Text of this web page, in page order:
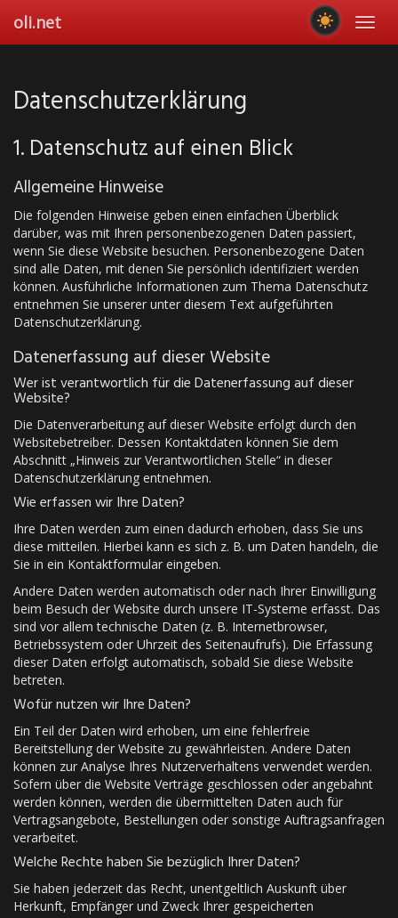
main
oli.net
Datenschutz­erklärung
1. Datenschutz auf einen Blick
Allgemeine Hinweise
Die folgenden Hinweise geben einen einfachen Überblick
darüber, was mit Ihren personenbezogenen Daten passiert,
wenn Sie diese Website besuchen. Personenbezogene Daten
sind alle Daten, mit denen Sie persönlich identifiziert werden
können. Ausführliche Informationen zum Thema Datenschutz
entnehmen Sie unserer unter diesem Text aufgeführten
Datenschutzerklärung.
Datenerfassung auf dieser Website
Wer ist verantwortlich für die Datenerfassung auf dieser
Website?
Die Datenverarbeitung auf dieser Website erfolgt durch den
Websitebetreiber. Dessen Kontaktdaten können Sie dem
Abschnitt „Hinweis zur Verantwortlichen Stelle“ in dieser
Datenschutzerklärung entnehmen.
Wie erfassen wir Ihre Daten?
Ihre Daten werden zum einen dadurch erhoben, dass Sie uns
diese mitteilen. Hierbei kann es sich z. B. um Daten handeln, die
Sie in ein Kontaktformular eingeben.
Andere Daten werden automatisch oder nach Ihrer Einwilligung
beim Besuch der Website durch unsere IT-Systeme erfasst. Das
sind vor allem technische Daten (z. B. Internetbrowser,
Betriebssystem oder Uhrzeit des Seitenaufrufs). Die Erfassung
dieser Daten erfolgt automatisch, sobald Sie diese Website
betreten.
Wofür nutzen wir Ihre Daten?
Ein Teil der Daten wird erhoben, um eine fehlerfreie
Bereitstellung der Website zu gewährleisten. Andere Daten
können zur Analyse Ihres Nutzerverhaltens verwendet werden.
Sofern über die Website Verträge geschlossen oder angebahnt
werden können, werden die übermittelten Daten auch für
Vertragsangebote, Bestellungen oder sonstige Auftragsanfragen
verarbeitet.
Welche Rechte haben Sie bezüglich Ihrer Daten?
Sie haben jederzeit das Recht, unentgeltlich Auskunft über
Herkunft, Empfänger und Zweck Ihrer gespeicherten